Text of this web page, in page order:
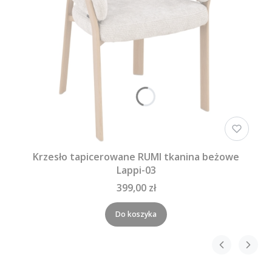
Krzesło tapicerowane RUMI tkanina beżowe
Lappi-03
399,00 zł
Do koszyka